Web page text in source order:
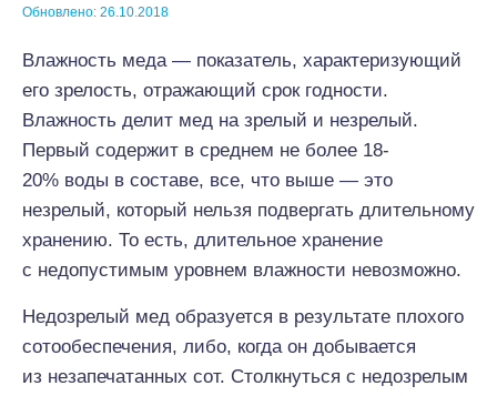
Обновлено: 26.10.2018
Влажность меда — показатель, характеризующий
его зрелость, отражающий срок годности.
Влажность делит мед на зрелый и незрелый.
Первый содержит в среднем не более 18-
20% воды в составе, все, что выше — это
незрелый, который нельзя подвергать длительному
хранению. То есть, длительное хранение
с недопустимым уровнем влажности невозможно.
Недозрелый мед образуется в результате плохого
сотообеспечения, либо, когда он добывается
из незапечатанных сот. Столкнуться с недозрелым